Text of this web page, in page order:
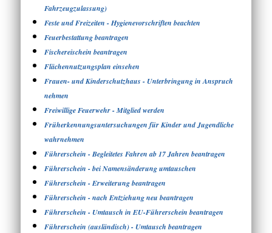
Fahrzeugzulassung)
Feste und Freizeiten - Hygienevorschriften beachten
Feuerbestattung beantragen
Fischereischein beantragen
Flächennutzungsplan einsehen
Frauen- und Kinderschutzhaus - Unterbringung in Anspruch
nehmen
Freiwillige Feuerwehr - Mitglied werden
Früherkennungsuntersuchungen für Kinder und Jugendliche
wahrnehmen
Führerschein - Begleitetes Fahren ab 17 Jahren beantragen
Führerschein - bei Namensänderung umtauschen
Führerschein - Erweiterung beantragen
Führerschein - nach Entziehung neu beantragen
Führerschein - Umtausch in EU-Führerschein beantragen
Führerschein (ausländisch) - Umtausch beantragen